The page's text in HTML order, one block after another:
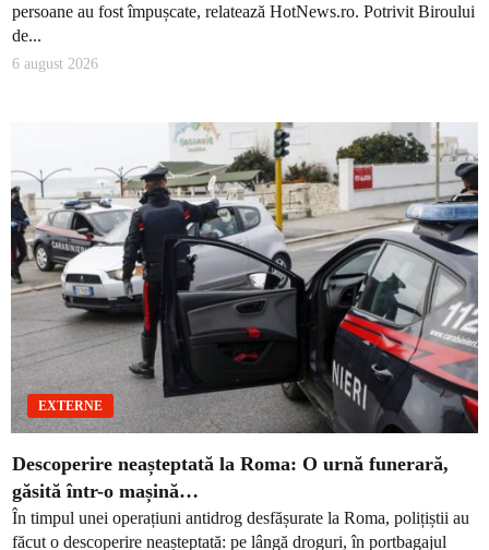
persoane au fost împușcate, relatează HotNews.ro. Potrivit Biroului
de...
6 august 2026
EXTERNE
Descoperire neașteptată la Roma: O urnă funerară,
găsită într-o mașină…
În timpul unei operațiuni antidrog desfășurate la Roma, polițiștii au
făcut o descoperire neașteptată: pe lângă droguri, în portbagajul